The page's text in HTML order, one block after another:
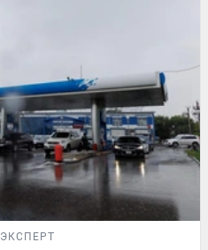
ЭКСПЕРТ